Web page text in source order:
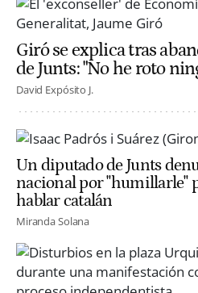
Giró se explica tras
de Junts: "No he roto
David Expósito J.
Un diputado de Junts
nacional por "humillarle"
hablar catalán
Miranda Solana